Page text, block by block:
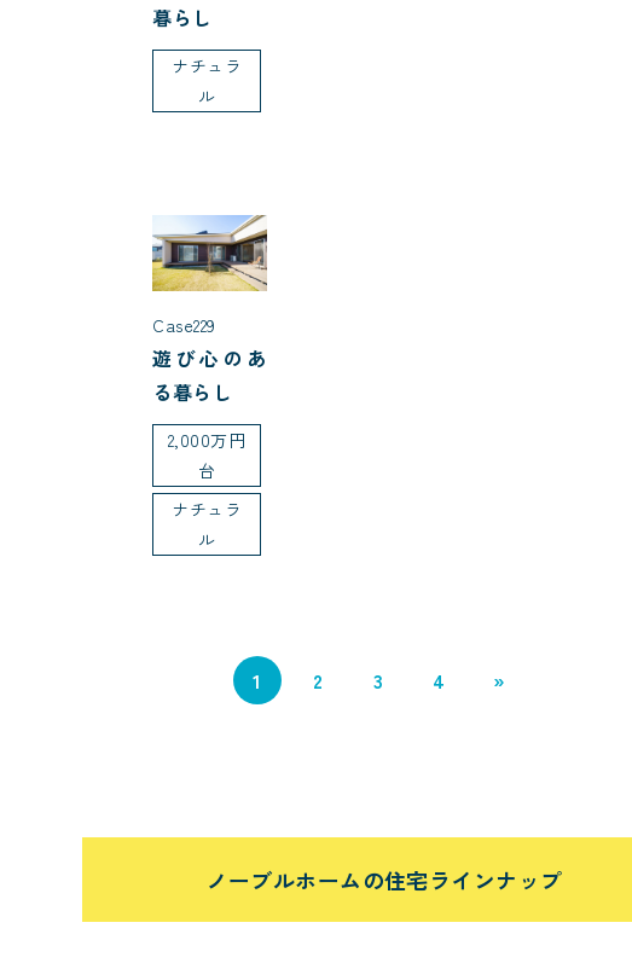
暮らし
ナチュラ
ル
Case229
遊び心のあ
る暮らし
2,000万円
台
ナチュラ
ル
1 2 3 4 »
ノーブルホームの住宅ラインナップ